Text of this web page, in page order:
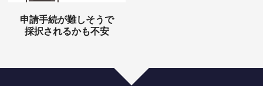
申請手続が難しそうで
採択されるかも不安